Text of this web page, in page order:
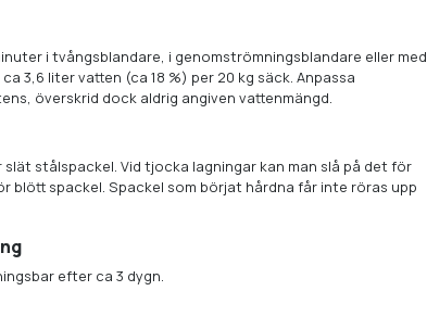
i tvångsblandare, i genomströmningsblandare eller med
3,6 liter vatten (ca 18 %) per 20 kg säck. Anpassa
överskrid dock aldrig angiven vattenmängd.
stålspackel. Vid tjocka lagningar kan man slå på det för
blött spackel. Spackel som börjat hårdna får inte röras upp
efter ca 3 dygn.